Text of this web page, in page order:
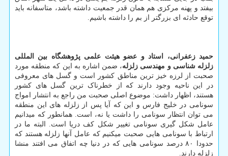
بیفتد و پهنه مرکزی هم همان قدر جمعیت داشته باشد، متاسفانه باید
توقع حادثه ای بزرگتر از بم را داشته باشیم.
حمید زعفرانی، استاد و عضو هیئت علمی پژوهشگاه بین المللی
زلزله شناسی و مهندسی زلزله، ضمن اشاره به این که منطقه مورد
صحبت از لرزه خیز ترین مناطق کشور است و گسل های معروفی
در این ناحیه وجود دارند که از خطرناک ترین گسل های کشور
هستند، اظهار داشت: موضوع اصلی صحبت من راجع به انتشار امواج
سونامی در خلیج فارس و این که آیا پس از زلزله های این منطقه
می توان انتظار سونامی را داشت یا نه، است. همانطور که میدانیم
عامل شکل گیری سونامی تغییر شکل کف دریا است. البته ما در
ارتباط با سونامی هایی صحبت میکنیم که عامل آنها زلزله هستند که
حدودا ۸۰ درصد سونامی هایی که در دنیا چه اتفاق می افتند منشا
زلزله دارند.